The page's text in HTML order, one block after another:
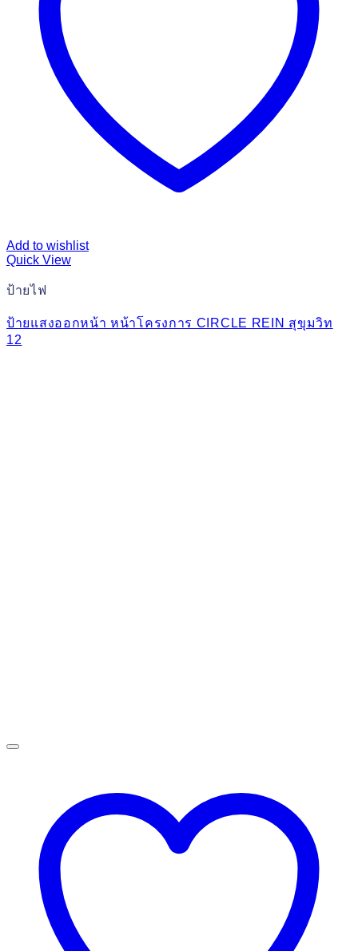
Add to wishlist
Quick View
ป้ายไฟ
ป้ายแสงออกหน้า หน้าโครงการ CIRCLE REIN สุขุมวิท
12